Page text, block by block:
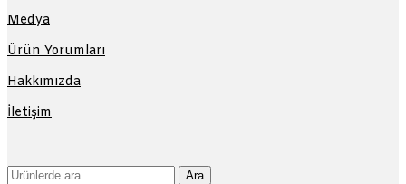
Medya
Ürün Yorumları
Hakkımızda
İletişim
Ara: Ara